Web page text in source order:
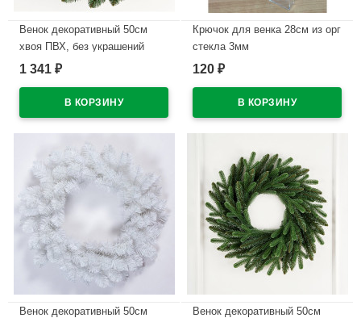
Венок декоративный 50см
хвоя ПВХ, без украшений
"Боярский" арт.ВБК 50
1 341 ₽
Крючок для венка 28см из орг
стекла 3мм
В наличии
120 ₽
Венок декоративный 50см
Венок декоративный 50см